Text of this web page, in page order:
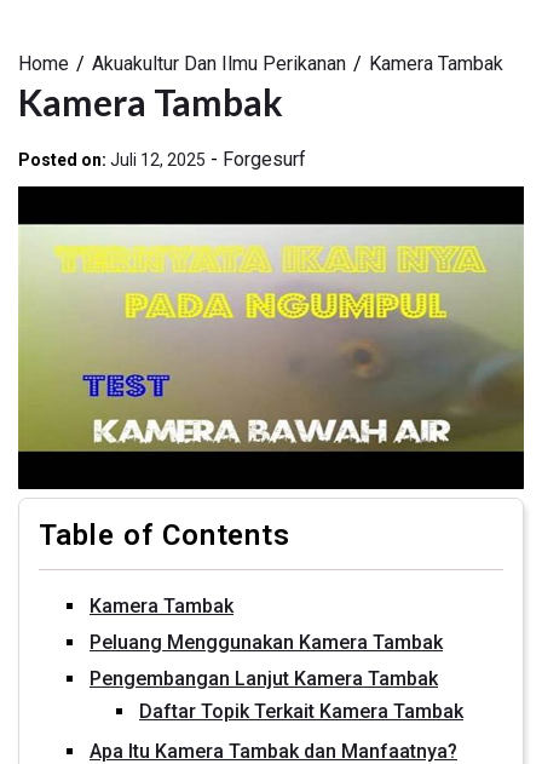
Home Akuakultur Dan Ilmu Perikanan Kamera Tambak
Kamera Tambak
Posted on: Juli 12, 2025 - Forgesurf
Table of Contents
Kamera Tambak
Peluang Menggunakan Kamera Tambak
Pengembangan Lanjut Kamera Tambak
Daftar Topik Terkait Kamera Tambak
Apa Itu Kamera Tambak dan Manfaatnya?